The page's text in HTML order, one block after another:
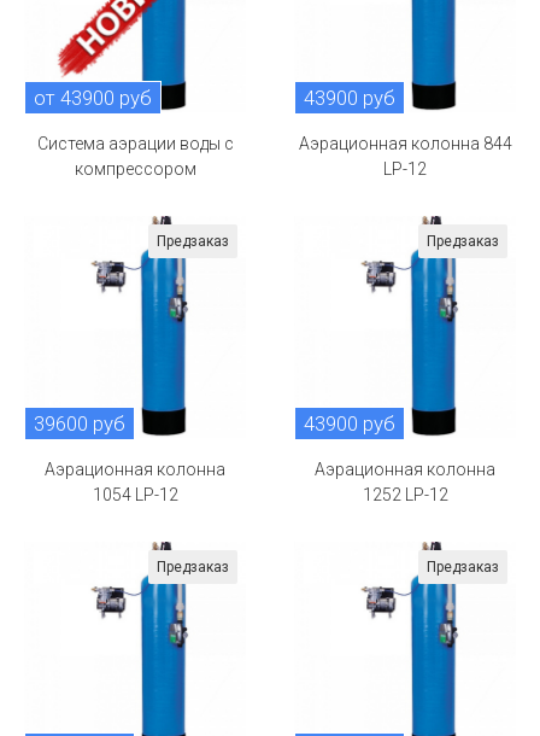
от 43900 руб
Система аэрации воды с
компрессором
43900 руб
Аэрационная колонна 844
LP-12
Предзаказ
39600 руб
Аэрационная колонна
1054 LP-12
Предзаказ
43900 руб
Аэрационная колонна
1252 LP-12
Предзаказ Предзаказ